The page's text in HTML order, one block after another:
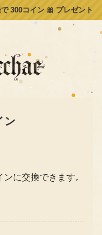
300コイン 🎀 プレゼント
ン
に交換できます。